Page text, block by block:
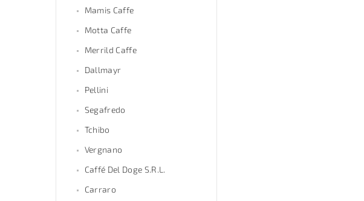
Mamis Caffe
Motta Caffe
Merrild Caffe
Dallmayr
Pellini
Segafredo
Tchibo
Vergnano
Caffé Del Doge S.R.L.
Carraro